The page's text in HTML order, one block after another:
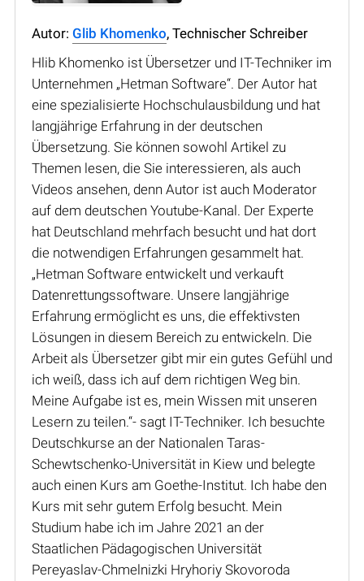
Autor: Glib Khomenko, Technischer Schreiber
Hlib Khomenko ist Übersetzer und IT-Techniker im
Unternehmen „Hetman Software“. Der Autor hat
eine spezialisierte Hochschulausbildung und hat
langjährige Erfahrung in der deutschen
Übersetzung. Sie können sowohl Artikel zu
Themen lesen, die Sie interessieren, als auch
Videos ansehen, denn Autor ist auch Moderator
auf dem deutschen Youtube-Kanal. Der Experte
hat Deutschland mehrfach besucht und hat dort
die notwendigen Erfahrungen gesammelt hat.
„Hetman Software entwickelt und verkauft
Datenrettungssoftware. Unsere langjährige
Erfahrung ermöglicht es uns, die effektivsten
Lösungen in diesem Bereich zu entwickeln. Die
Arbeit als Übersetzer gibt mir ein gutes Gefühl und
ich weiß, dass ich auf dem richtigen Weg bin.
Meine Aufgabe ist es, mein Wissen mit unseren
Lesern zu teilen.“- sagt IT-Techniker. Ich besuchte
Deutschkurse an der Nationalen Taras-
Schewtschenko-Universität in Kiew und belegte
auch einen Kurs am Goethe-Institut. Ich habe den
Kurs mit sehr gutem Erfolg besucht. Mein
Studium habe ich im Jahre 2021 an der
Staatlichen Pädagogischen Universität
Pereyaslav-Chmelnizki Hryhoriy Skovoroda